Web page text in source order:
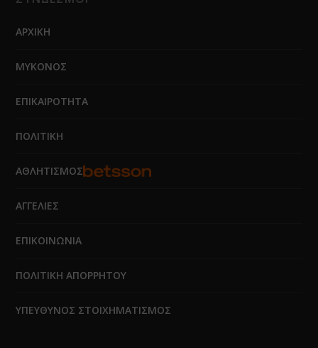
ΑΡΧΙΚΗ
ΜΥΚΟΝΟΣ
ΕΠΙΚΑΙΡΟΤΗΤΑ
ΠΟΛΙΤΙΚΗ
ΑΘΛΗΤΙΣΜΟΣ
ΑΓΓΕΛΙΕΣ
ΕΠΙΚΟΙΝΩΝΙΑ
ΠΟΛΙΤΙΚΗ ΑΠΟΡΡΗΤΟΥ
ΥΠΕΥΘΥΝΟΣ ΣΤΟΙΧΗΜΑΤΙΣΜΟΣ